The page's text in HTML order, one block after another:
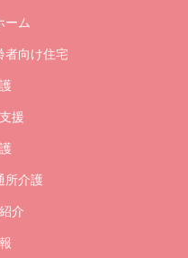
ーム
者向け住宅
援
所介護
介